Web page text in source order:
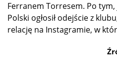
Ferranem Torresem. Po
Polski ogłosił odejście z
relację na Instagramie, w